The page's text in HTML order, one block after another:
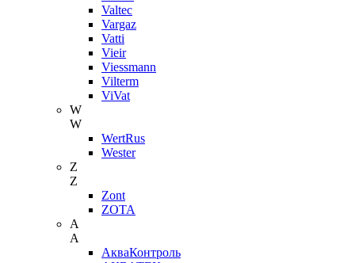
Valtec
Vargaz
Vatti
Vieir
Viessmann
Vilterm
ViVat
W
W
WertRus
Wester
Z
Z
Zont
ZOTA
А
А
АкваКонтроль